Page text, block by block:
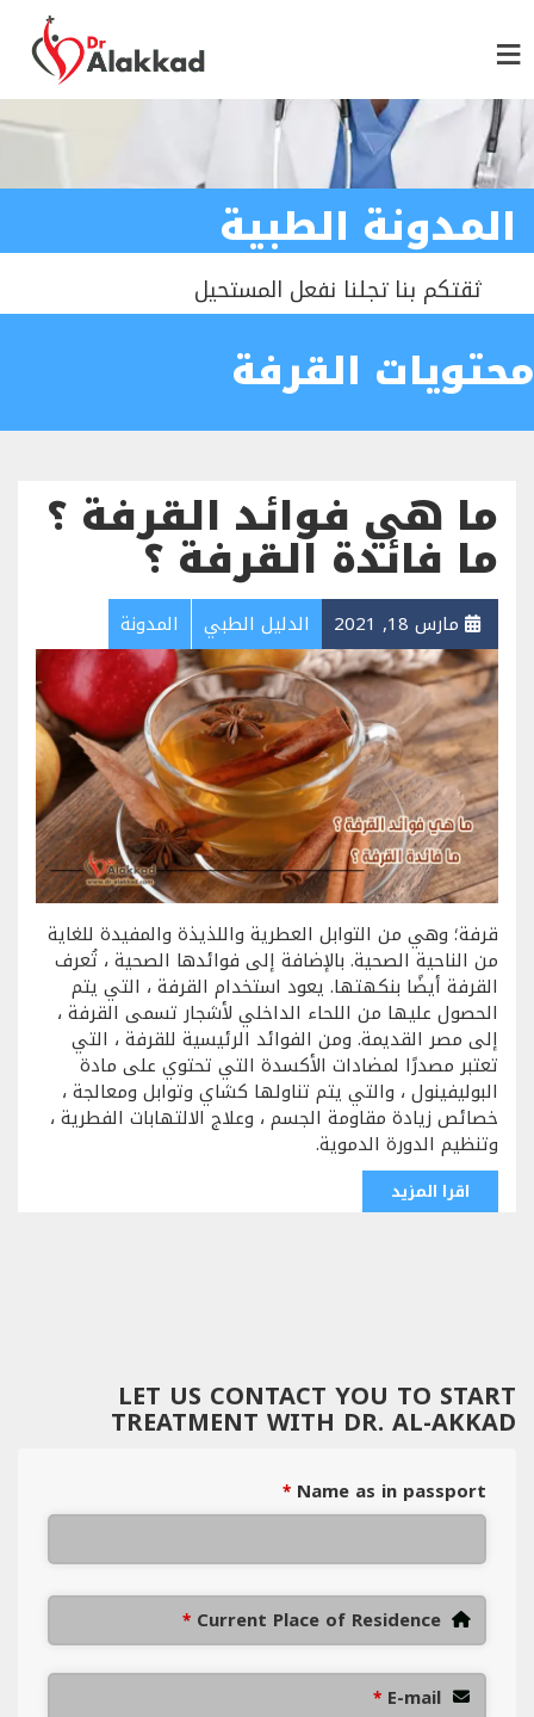
المدونة الطبية
ثقتكم بنا تجلنا نفعل المستحيل
محتويات القرفة
ما هي فوائد القرفة ؟
ما فائدة القرفة ؟
مارس 18, 2021 الدليل الطبي المدونة
قرفة؛ وهي من التوابل العطرية واللذيذة والمفيدة للغاية
من الناحية الصحية. بالإضافة إلى فوائدها الصحية ، تُعرف
القرفة أيضًا بنكهتها. يعود استخدام القرفة ، التي يتم
الحصول عليها من اللحاء الداخلي لأشجار تسمى القرفة ،
إلى مصر القديمة. ومن الفوائد الرئيسية للقرفة ، التي
تعتبر مصدرًا لمضادات الأكسدة التي تحتوي على مادة
البوليفينول ، والتي يتم تناولها كشاي وتوابل ومعالجة ،
خصائص زيادة مقاومة الجسم ، وعلاج الالتهابات الفطرية ،
وتنظيم الدورة الدموية.
اقرا المزيد
LET US CONTACT YOU TO START
TREATMENT WITH DR. AL-AKKAD
Name as in passport
*
Current Place of Residence
*
E-mail
*